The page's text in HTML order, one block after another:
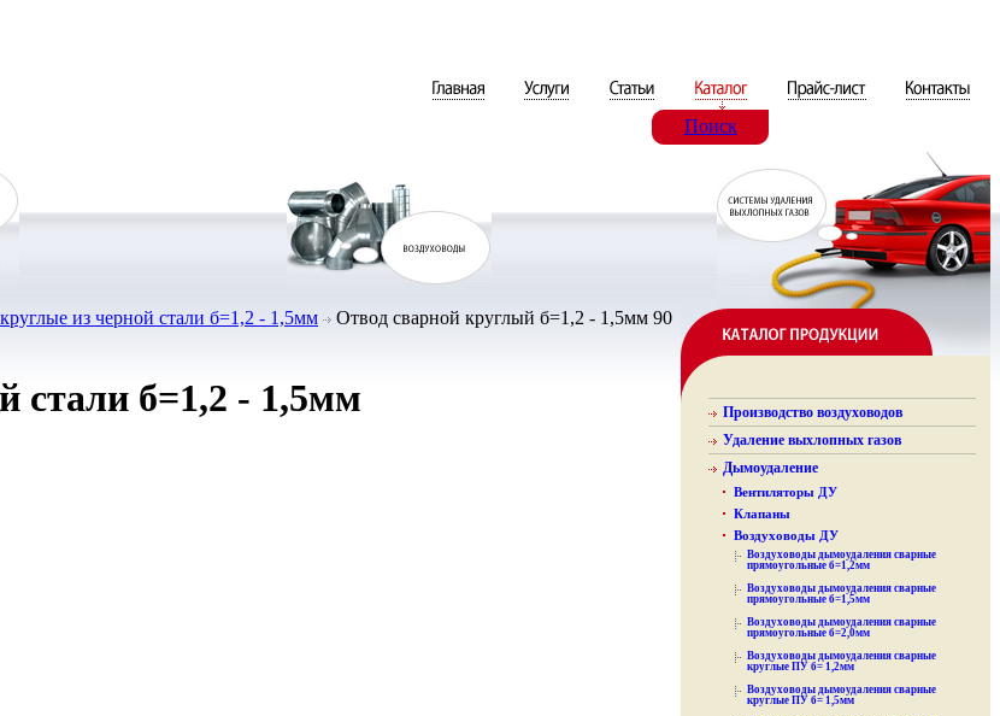
Поиск
из черной стали б=1,2 - 1,5мм
Отвод сварной круглый б=1,2 - 1,5мм 90
стали б=1,2 - 1,5мм
Производство воздуховодов
Удаление выхлопных газов
Дымоудаление
Вентиляторы ДУ
Клапаны
Воздуховоды ДУ
Воздуховоды дымоудаления сварные
прямоугольные б=1,2мм
Воздуховоды дымоудаления сварные
прямоугольные б=1,5мм
Воздуховоды дымоудаления сварные
прямоугольные б=2,0мм
Воздуховоды дымоудаления сварные
круглые ПУ б= 1,2мм
Воздуховоды дымоудаления сварные
круглые ПУ б= 1,5мм